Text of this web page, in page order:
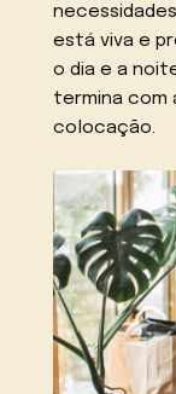
está viva e
o dia e a
termina com
colocação.